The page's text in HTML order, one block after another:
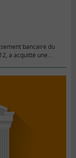
bancaire du
a acquitté une